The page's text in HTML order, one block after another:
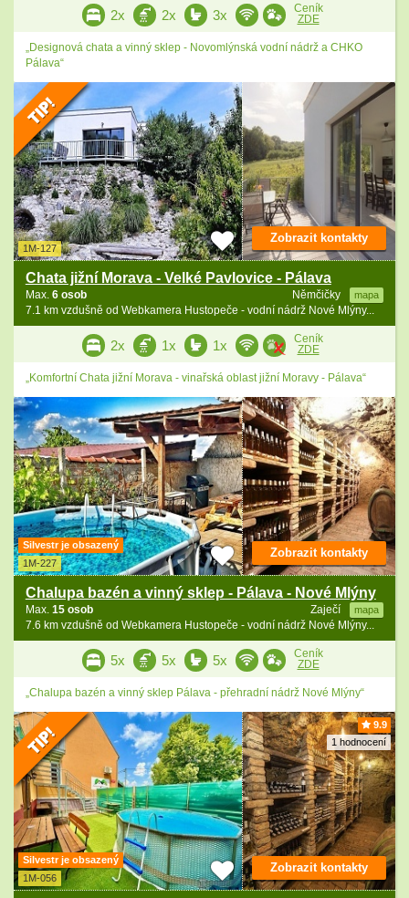
2x 2x 3x
Ceník
ZDE
„Designová chata a vinný sklep - Novomlýnská vodní nádrž a CHKO
Pálava“
1M-127
Chata jižní Morava - Velké Pavlovice - Pálava
Němčičky mapa
Max. 6 osob
7.1 km vzdušně od Webkamera Hustopeče - vodní nádrž Nové Mlýny...
Zobrazit kontakty
2x 1x 1x
Ceník
ZDE
„Komfortní Chata jižní Morava - vinařská oblast jižní Moravy - Pálava“
Silvestr je obsazený
1M-227
Chalupa bazén a vinný sklep - Pálava - Nové Mlýny
Zaječí mapa
Max. 15 osob
7.6 km vzdušně od Webkamera Hustopeče - vodní nádrž Nové Mlýny...
Zobrazit kontakty
5x 5x 5x
Ceník
ZDE
„Chalupa bazén a vinný sklep Pálava - přehradní nádrž Nové Mlýny“
9.9
1 hodnocení
Silvestr je obsazený
1M-056
Zobrazit kontakty